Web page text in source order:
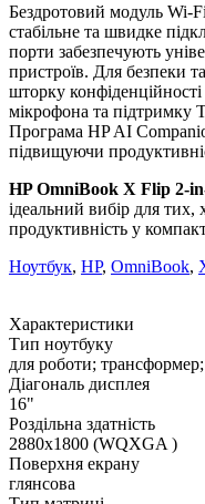
Бездротовий модуль Wi-
стабільне та швидке
порти забезпечують
пристроїв. Для безпеки
шторку
мікрофона та підтримку
Програма HP AI
підвищуючи
HP OmniBook X Flip 2-
ідеальний вибір для тих,
продуктивність у
Ноутбук, HP, OmniBook,
Характеристики
Тип ноутбуку
для роботи;
Діагональ дисплея
16"
Роздільна здатність
2880x1800 (WQXGA )
Поверхня екрану
глянсова